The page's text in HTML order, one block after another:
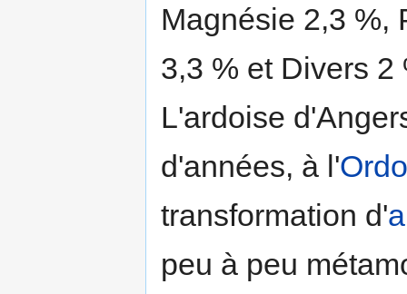
Magnésie 2,3 %,
3,3 % et Divers 2
L'ardoise
d'années, à l'
transformation d'
peu à peu